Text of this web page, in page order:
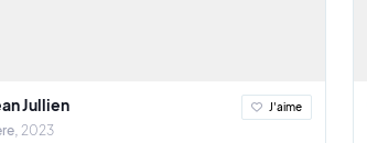
Jullien
2023
J'aime